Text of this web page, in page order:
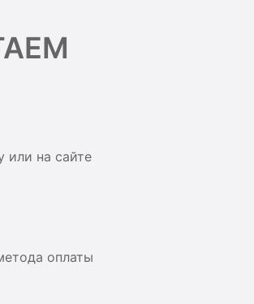
или на сайте
оплаты